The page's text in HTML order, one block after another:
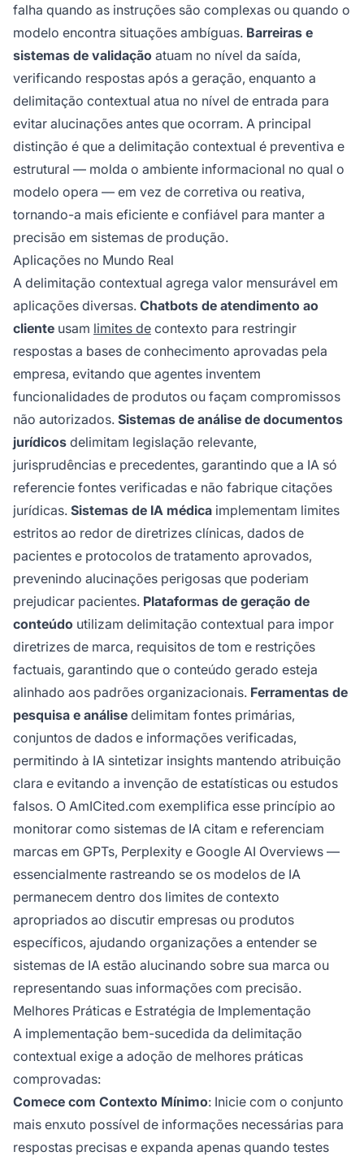
falha quando as instruções são complexas ou quando o
modelo encontra situações ambíguas. Barreiras e
sistemas de validação atuam no nível da saída,
verificando respostas após a geração, enquanto a
delimitação contextual atua no nível de entrada para
evitar alucinações antes que ocorram. A principal
distinção é que a delimitação contextual é preventiva e
estrutural — molda o ambiente informacional no qual o
modelo opera — em vez de corretiva ou reativa,
tornando-a mais eficiente e confiável para manter a
precisão em sistemas de produção.
Aplicações no Mundo Real
A delimitação contextual agrega valor mensurável em
aplicações diversas. Chatbots de atendimento ao
cliente usam limites de contexto para restringir
respostas a bases de conhecimento aprovadas pela
empresa, evitando que agentes inventem
funcionalidades de produtos ou façam compromissos
não autorizados. Sistemas de análise de documentos
jurídicos delimitam legislação relevante,
jurisprudências e precedentes, garantindo que a IA só
referencie fontes verificadas e não fabrique citações
jurídicas. Sistemas de IA médica implementam limites
estritos ao redor de diretrizes clínicas, dados de
pacientes e protocolos de tratamento aprovados,
prevenindo alucinações perigosas que poderiam
prejudicar pacientes. Plataformas de geração de
conteúdo utilizam delimitação contextual para impor
diretrizes de marca, requisitos de tom e restrições
factuais, garantindo que o conteúdo gerado esteja
alinhado aos padrões organizacionais. Ferramentas de
pesquisa e análise delimitam fontes primárias,
conjuntos de dados e informações verificadas,
permitindo à IA sintetizar insights mantendo atribuição
clara e evitando a invenção de estatísticas ou estudos
falsos. O AmICited.com exemplifica esse princípio ao
monitorar como sistemas de IA citam e referenciam
marcas em GPTs, Perplexity e Google AI Overviews —
essencialmente rastreando se os modelos de IA
permanecem dentro dos limites de contexto
apropriados ao discutir empresas ou produtos
específicos, ajudando organizações a entender se
sistemas de IA estão alucinando sobre sua marca ou
representando suas informações com precisão.
Melhores Práticas e Estratégia de Implementação
A implementação bem-sucedida da delimitação
contextual exige a adoção de melhores práticas
comprovadas:
Comece com Contexto Mínimo: Inicie com o conjunto
mais enxuto possível de informações necessárias para
respostas precisas e expanda apenas quando testes